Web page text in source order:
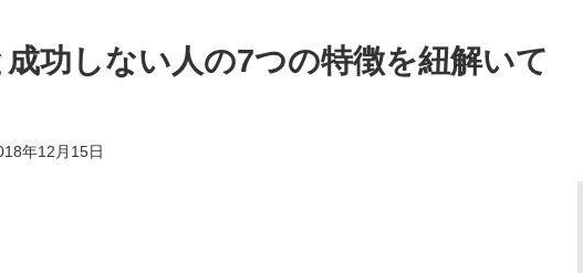
功しない人の7つの特徴を紐解いて
年12月15日